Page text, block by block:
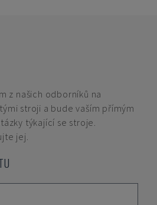
z našich odborníků na
stroji a bude vaším přímým
týkající se stroje.
jej.